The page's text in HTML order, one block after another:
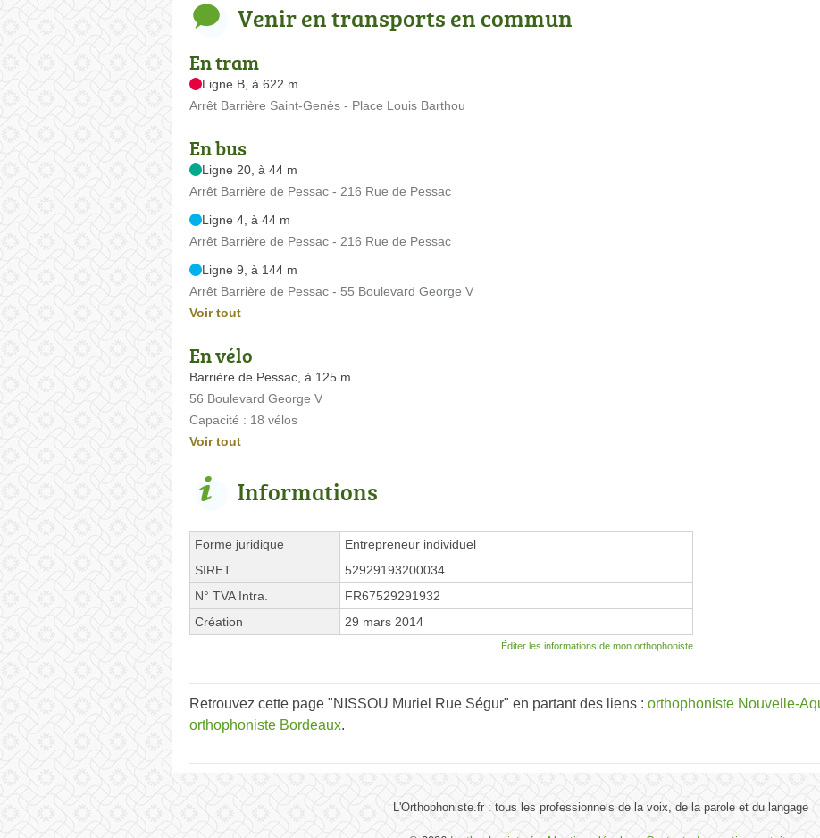
Venir en transports en commun
En tram
Ligne B, à 622 m
Arrêt Barrière Saint-Genès - Place Louis Barthou
En bus
Ligne 20, à 44 m
Arrêt Barrière de Pessac - 216 Rue de Pessac
Ligne 4, à 44 m
Arrêt Barrière de Pessac - 216 Rue de Pessac
Ligne 9, à 144 m
Arrêt Barrière de Pessac - 55 Boulevard George V
Voir tout
En vélo
Barrière de Pessac, à 125 m
56 Boulevard George V
Capacité : 18 vélos
Voir tout
Informations
Forme juridique
Entrepreneur individuel
SIRET
52929193200034
N° TVA Intra.
FR67529291932
Création
29 mars 2014
Éditer les informations de mon orthophoniste
Retrouvez cette page "NISSOU Muriel Rue Ségur" en partant des liens : orthophoniste Nouvelle-
orthophoniste Bordeaux.
L'Orthophoniste.fr : tous les professionnels de la voix, de la parole et du langage